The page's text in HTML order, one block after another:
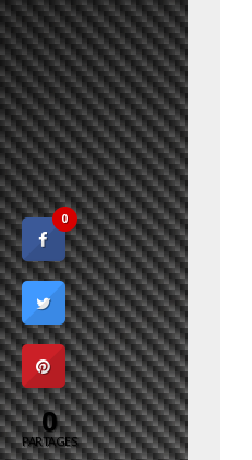
0
0
PARTAGES